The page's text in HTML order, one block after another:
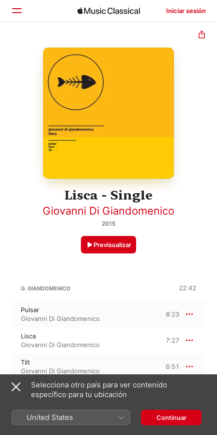
Iniciar sesión
Inicio
Explorar
Buscar
Lisca - Single
Giovanni Di Giandomenico
2015
Previsualizar
G. GIANDOMENICO 22:42
Pulsar
Giovanni Di Giandomenico
8:23
Lisca
Giovanni Di Giandomenico
7:27
Tilt
Giovanni Di Giandomenico
6:51
3 pistas, 22 minutos
℗ 2015 Almendra Music
Selecciona otro país para ver contenido
específico para tu ubicación
United States Continuar